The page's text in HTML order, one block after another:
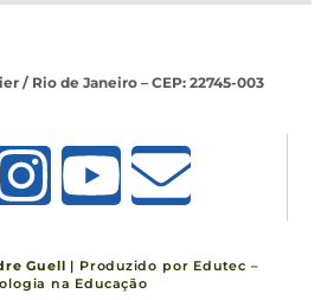
/ Rio de Janeiro – CEP: 22745-003
I
n
Y
o
E
n
Guell | Produzido por Edutec –
na Educação